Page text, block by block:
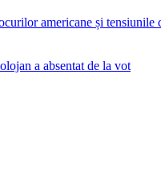
americane și
a absentat de la vot